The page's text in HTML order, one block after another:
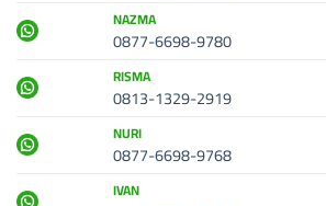
NAZMA
0877-6698-9780
RISMA
0813-1329-2919
NURI
0877-6698-9768
IVAN